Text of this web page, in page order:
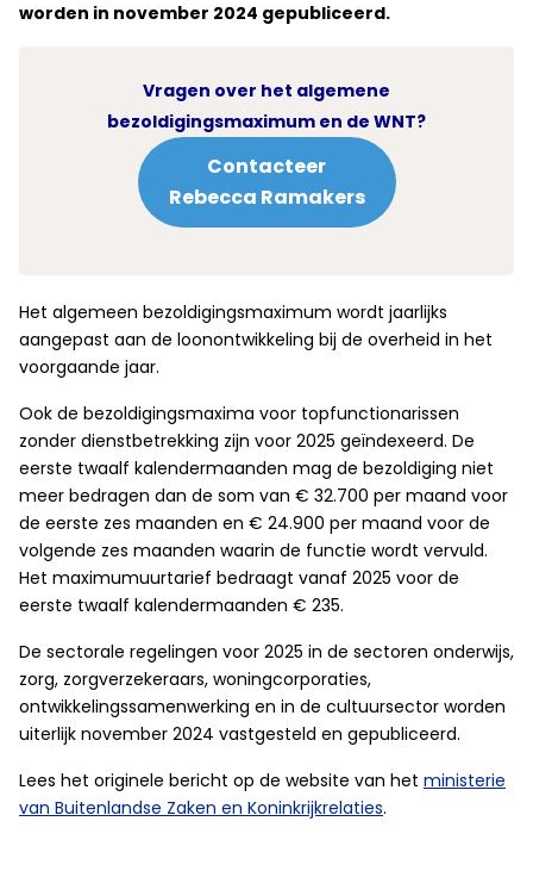
worden in november 2024 gepubliceerd.
Vragen over het algemene
bezoldigingsmaximum en de WNT?
Contacteer
Rebecca Ramakers
Het algemeen bezoldigingsmaximum wordt jaarlijks
aangepast aan de loonontwikkeling bij de overheid in het
voorgaande jaar.
Ook de bezoldigingsmaxima voor topfunctionarissen
zonder dienstbetrekking zijn voor 2025 geïndexeerd. De
eerste twaalf kalendermaanden mag de bezoldiging niet
meer bedragen dan de som van € 32.700 per maand voor
de eerste zes maanden en € 24.900 per maand voor de
volgende zes maanden waarin de functie wordt vervuld.
Het maximumuurtarief bedraagt vanaf 2025 voor de
eerste twaalf kalendermaanden € 235.
De sectorale regelingen voor 2025 in de sectoren onderwijs,
zorg, zorgverzekeraars, woningcorporaties,
ontwikkelingssamenwerking en in de cultuursector worden
uiterlijk november 2024 vastgesteld en gepubliceerd.
Lees het originele bericht op de website van het ministerie
van Buitenlandse Zaken en Koninkrijkrelaties.